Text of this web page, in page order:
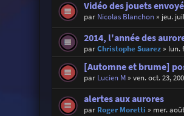
Vidéo des jouets
par Nicolas Blanchon» jeu.
2014, l'année des
parChristophe Suarez» lun.
[Automne et brume]
par Lucien M» ven. oct. 23,
alertes aux aurores
par Roger Moretti » mer.